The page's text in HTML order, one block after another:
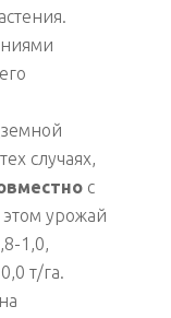
случаях,
с
урожай
1,0,
т/га.